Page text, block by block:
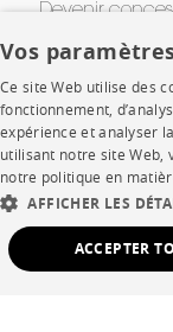
Devenir
Contract
SHOP
Points de vente
Garanties et
Vos
Ce site Web utilise des
fonctionnement,
expérience et analyser
utilisant notre site Web,
notre politique en
AFFICHER LES
ACCEPTER